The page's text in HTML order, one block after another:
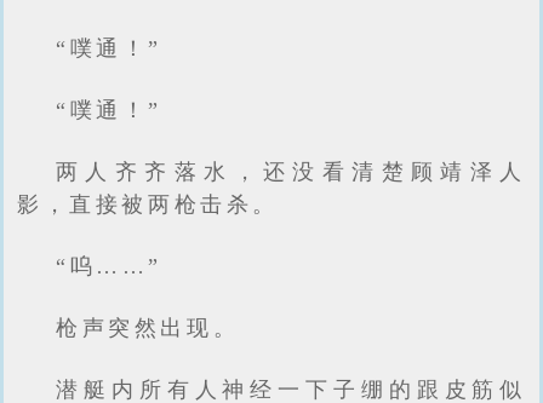
“噗通！”
“噗通！”
两人齐齐落水，还没看清楚顾靖泽人
影，直接被两枪击杀。
“呜……”
枪声突然出现。
潜艇内所有人神经一下子绷的跟皮筋似